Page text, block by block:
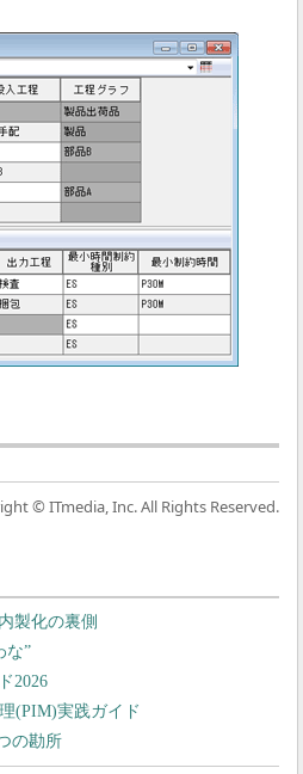
© ITmedia, Inc. All Rights Reserved.